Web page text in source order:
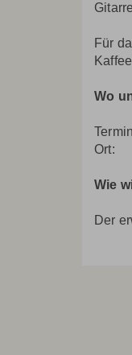
Für
Wo
Ort:
Wie
Der